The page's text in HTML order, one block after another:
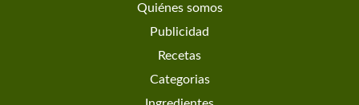
Quiénes somos
Publicidad
Recetas
Categorias